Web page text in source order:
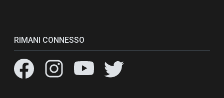
RIMANI CONNESSO